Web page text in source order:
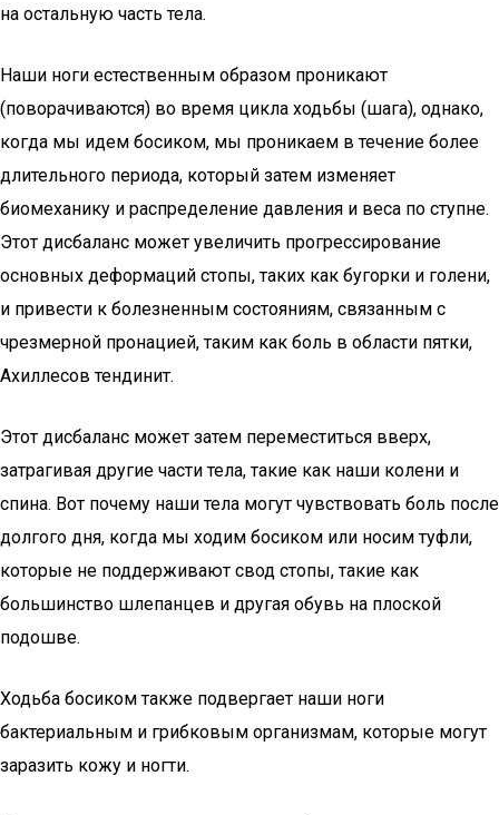
на остальную часть тела.
Наши ноги естественным образом проникают
(поворачиваются) во время цикла ходьбы (шага), однако,
когда мы идем босиком, мы проникаем в течение более
длительного периода, который затем изменяет
биомеханику и распределение давления и веса по ступне.
Этот дисбаланс может увеличить прогрессирование
основных деформаций стопы, таких как бугорки и голени,
и привести к болезненным состояниям, связанным с
чрезмерной пронацией, таким как боль в области пятки,
Ахиллесов тендинит.
Этот дисбаланс может затем переместиться вверх,
затрагивая другие части тела, такие как наши колени и
спина. Вот почему наши тела могут чувствовать боль после
долгого дня, когда мы ходим босиком или носим туфли,
которые не поддерживают свод стопы, такие как
большинство шлепанцев и другая обувь на плоской
подошве.
Ходьба босиком также подвергает наши ноги
бактериальным и грибковым организмам, которые могут
заразить кожу и ногти.